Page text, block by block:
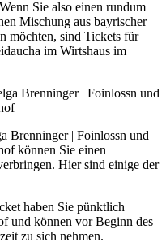
Sie also einen rundum
Mischung aus bayrischer
möchten, sind Tickets für
im Wirtshaus im
Brenninger | Foinlossn und
Brenninger | Foinlossn und
können Sie einen
Hier sind einige der
haben Sie pünktlich
und können vor Beginn des
zu sich nehmen.